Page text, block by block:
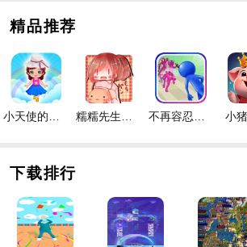
面貌。
手游优势
1、手游玩法多样，极具挑战性。
2、手游画面精致，场景非常梦幻。
3、丰富的手游故事带你进入悬疑世界
1、制作耗时近一年，手游剧情和画面
2、这个手游是社会的缩影。既讨论了
系了很多社会现实问题。
精品推荐
小天使的冒险手游 糯糯先生的面包店手游 不再容忍手游 小
下载排行